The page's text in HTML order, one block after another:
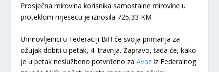
Prosječna mirovina korisnika samostalne mirovine u
proteklom mjesecu je iznosila 725,33 KM
Umirovljenici u Federaciji BiH će svoja primanja za
ožujak dobiti u petak, 4. travnja. Zapravo, tada će, kako
je u petak neslužbeno potvrđeno zaAvaziz Federalnog